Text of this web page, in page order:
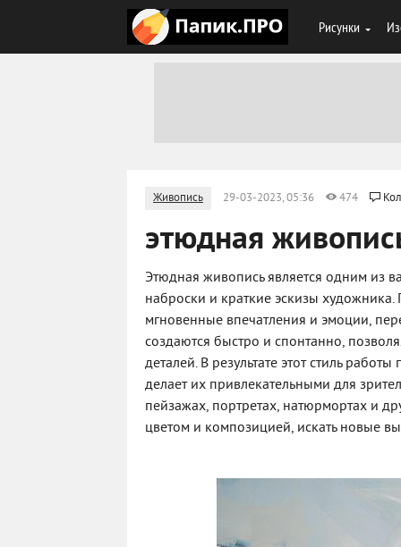
Рисунки
Живопись 29-03-2023, 05:36 474
этюдная
Этюдная живопись является одним из
наброски и краткие эскизы художника.
мгновенные впечатления и эмоции,
создаются быстро и спонтанно,
деталей. В результате этот стиль
делает их привлекательными для
пейзажах, портретах, натюрмортах и
цветом и композицией, искать новые